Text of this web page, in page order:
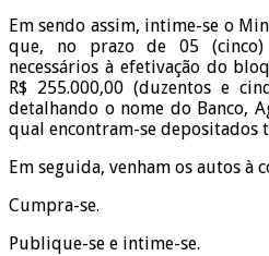
Em sendo assim, intime-se o
que, no prazo de 05
necessários à efetivação do
R$ 255.000,00 (duzentos e
detalhando o nome do Banco,
qual encontram-se depositados
Em seguida, venham os autos à
Cumpra-se.
Publique-se e intime-se.